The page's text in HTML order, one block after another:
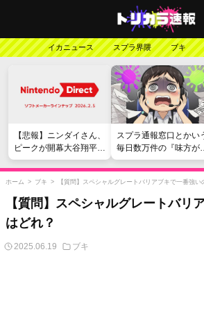
イカニュース スプラ界隈 ブキ
【悲報】ニンダイさん、
ピークが開幕大谷翔平の
がっかりダイレクトだっ
たと言われてしまう
スプラ通報窓口とかい
毎日数万件の『味方が
い』愚痴を読まされる
行
ホーム > ブキ > 【質問】スペシャルグレートバリアブキで一番強い
【質問】スペシャルグレートバリ
はどれ？
2025.06.19 ブキ